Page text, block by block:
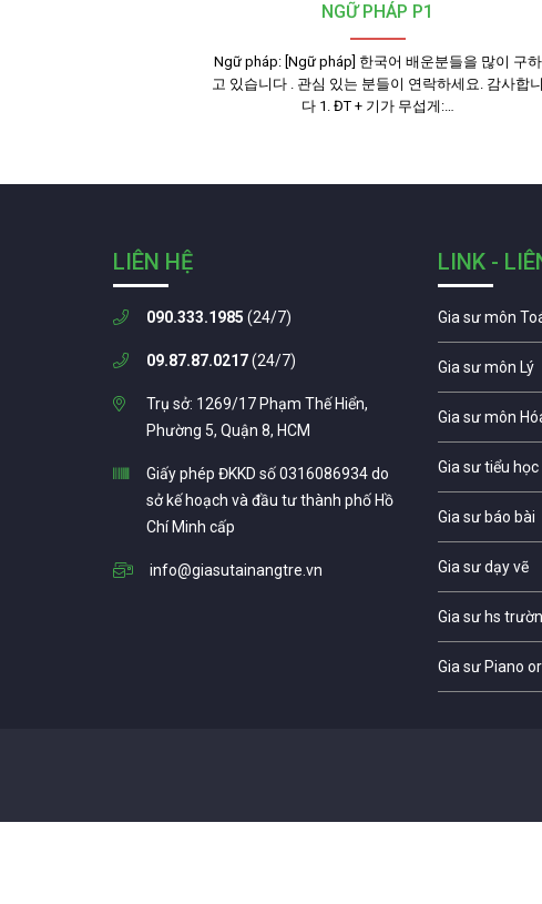
NGỮ PHÁP P1
Ngữ pháp: [Ngữ pháp] 한국어 배운분들을 많이 구하
고 있습니다 . 관심 있는 분들이 연락하세요. 감사합니
다 1. ĐT + 기가 무섭게:…
LIÊN HỆ
090.333.1985 (24/7)
09.87.87.0217(24/7)
Trụ sở: 1269/17 Phạm Thế Hiển,
Phường 5, Quận 8, HCM
Giấy phép ĐKKD số 0316086934 do
sở kế hoạch và đầu tư thành phố Hồ
Chí Minh cấp
info@giasutainangtre.vn
LINK -
Gia sư môn
Gia sư môn Lý
Gia sư môn
Gia sư tiểu học
Gia sư báo bài
Gia sư dạy vẽ
Gia sư hs
Gia sư Piano